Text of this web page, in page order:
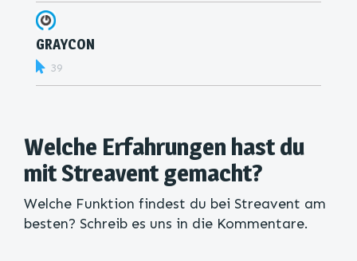
GRAYCON
39
Welche Erfahrungen hast du
mit Streavent gemacht?
Welche Funktion findest du bei Streavent am
besten? Schreib es uns in die Kommentare.